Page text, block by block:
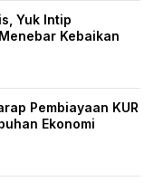
Yuk Intip
Kebaikan
Pembiayaan KUR
Ekonomi